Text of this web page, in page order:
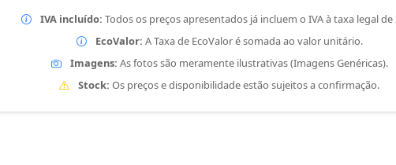
IVA incluído: Todos os preços apresentados já incluem o IVA à taxa legal de
EcoValor: A Taxa de EcoValor é somada ao valor unitário.
Imagens: As fotos são meramente ilustrativas (Imagens Genéricas).
Stock: Os preços e disponibilidade estão sujeitos a confirmação.